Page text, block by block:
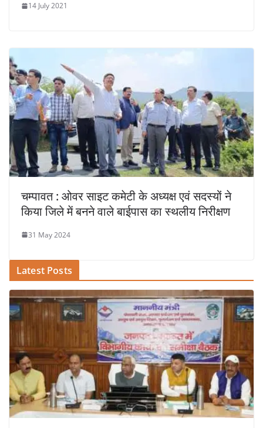
14 July 2021
चम्पावत : ओवर साइट कमेटी के अध्यक्ष एवं सदस्यों ने
किया जिले में बनने वाले बाईपास का स्थलीय निरीक्षण
31 May 2024
Latest Posts